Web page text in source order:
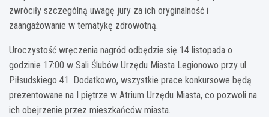
zwróciły szczególną uwagę jury za ich oryginalność i
zaangażowanie w tematykę zdrowotną.
Uroczystość wręczenia nagród odbędzie się 14 listopada o
godzinie 17:00 w Sali Ślubów Urzędu Miasta Legionowo przy ul.
Piłsudskiego 41. Dodatkowo, wszystkie prace konkursowe będą
prezentowane na I piętrze w Atrium Urzędu Miasta, co pozwoli na
ich obejrzenie przez mieszkańców miasta.